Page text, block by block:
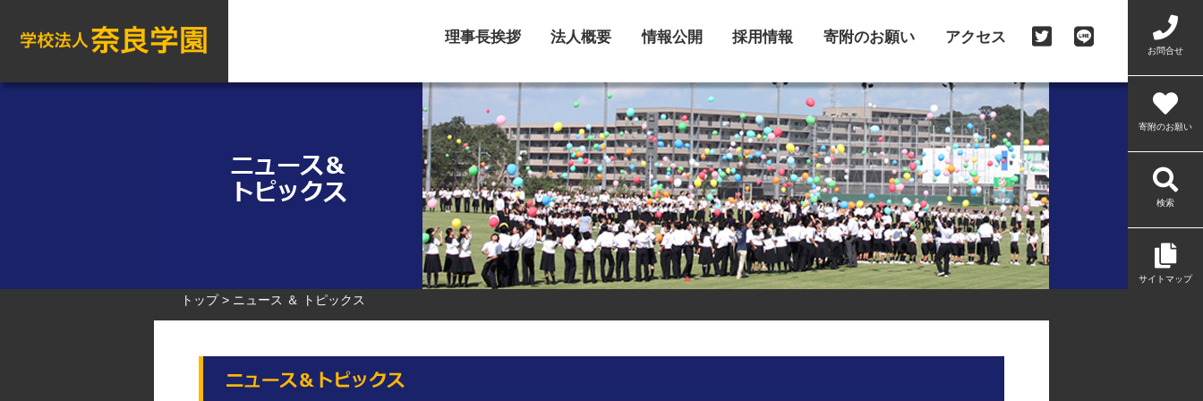
理事長挨拶 法人概要 情報公開 採用情報 寄附のお願い アクセス
お問合せ
寄附のお願い
検索
サイトマップ
トップ ニュース ＆ トピックス